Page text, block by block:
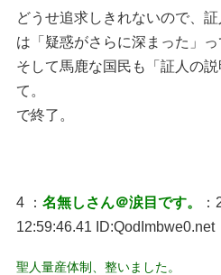
どうせ追求しきれないので、
は「疑惑がさらに深まった」っ
そして馬鹿な国民も「証人の
て。
で終了。
4 ： 名無しさん＠涙目です。
12:59:46.41 ID:QodImbwe0.net
聖人量産体制、整いました。